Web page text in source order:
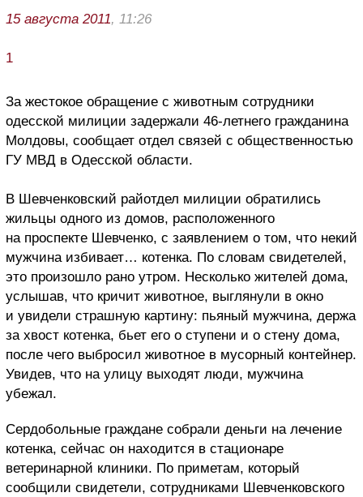
15 августа 2011, 11:26
1
За жестокое обращение с животным сотрудники
одесской милиции задержали 46-летнего гражданина
Молдовы, сообщает отдел связей с общественностью
ГУ МВД в Одесской области.
В Шевченковский райотдел милиции обратились
жильцы одного из домов, расположенного
на проспекте Шевченко, с заявлением о том, что некий
мужчина избивает… котенка. По словам свидетелей,
это произошло рано утром. Несколько жителей дома,
услышав, что кричит животное, выглянули в окно
и увидели страшную картину: пьяный мужчина, держа
за хвост котенка, бьет его о ступени и о стену дома,
после чего выбросил животное в мусорный контейнер.
Увидев, что на улицу выходят люди, мужчина
убежал.
Сердобольные граждане собрали деньги на лечение
котенка, сейчас он находится в стационаре
ветеринарной клиники. По приметам, который
сообщили свидетели, сотрудниками Шевченковского